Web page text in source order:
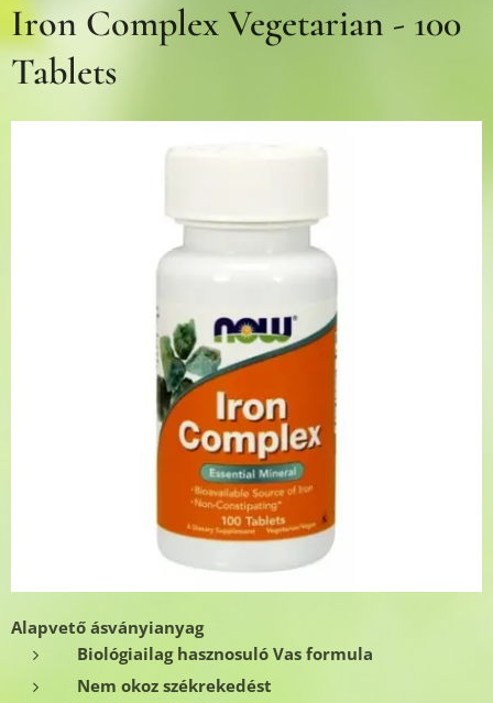
Iron Complex Vegetarian - 100
Tablets
Alapvető ásványianyag
Biológiailag hasznosuló Vas formula
Nem okoz székrekedést